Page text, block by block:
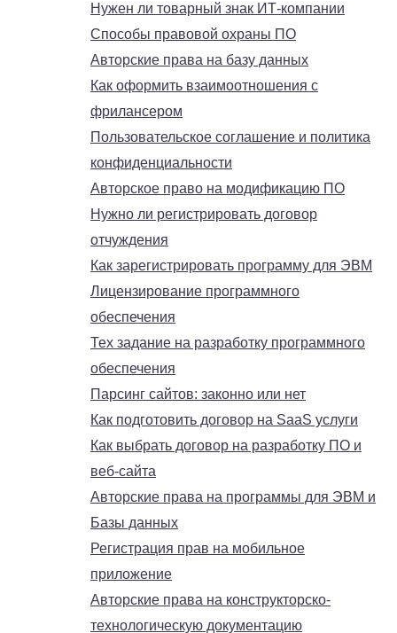
Нужен ли товарный знак ИТ-компании
Способы правовой охраны ПО
Авторские права на базу данных
Как оформить взаимоотношения с
фрилансером
Пользовательское соглашение и политика
конфиденциальности
Авторское право на модификацию ПО
Нужно ли регистрировать договор
отчуждения
Как зарегистрировать программу для ЭВМ
Лицензирование программного
обеспечения
Тех задание на разработку программного
обеспечения
Парсинг сайтов: законно или нет
Как подготовить договор на SaaS услуги
Как выбрать договор на разработку ПО и
веб-сайта
Авторские права на программы для ЭВМ и
Базы данных
Регистрация прав на мобильное
приложение
Авторские права на конструкторско-
технологическую документацию